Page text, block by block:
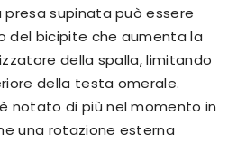
presa supinata può essere
del bicipite che aumenta la
della spalla, limitando
della testa omerale.
notato di più nel momento in
una rotazione esterna